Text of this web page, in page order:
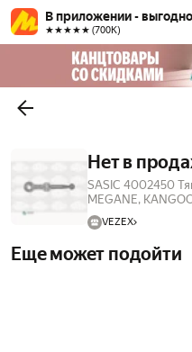
В приложении - выгодно
★★★★★ (700К)
Нет в
SASIC 4002450
MEGANE,
VEZEX
Еще может подойти